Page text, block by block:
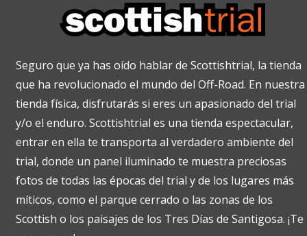
Seguro que ya has oído hablar de Scottishtrial, la tienda
que ha revolucionado el mundo del Off-Road. En nuestra
tienda física, disfrutarás si eres un apasionado del trial
y/o el enduro. Scottishtrial es una tienda espectacular,
entrar en ella te transporta al verdadero ambiente del
trial, donde un panel iluminado te muestra preciosas
fotos de todas las épocas del trial y de los lugares más
míticos, como el parque cerrado o las zonas de los
Scottish o los paisajes de los Tres Días de Santigosa. ¡Te